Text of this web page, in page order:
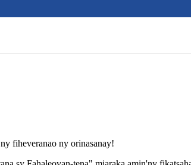
fiheveranao ny orinasanay!